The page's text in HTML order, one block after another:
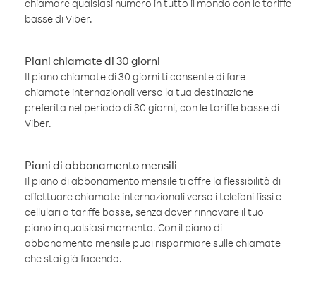
chiamare qualsiasi numero in tutto il mondo con le tariffe
basse di Viber.
Piani chiamate di 30 giorni
Il piano chiamate di 30 giorni ti consente di fare
chiamate internazionali verso la tua destinazione
preferita nel periodo di 30 giorni, con le tariffe basse di
Viber.
Piani di abbonamento mensili
Il piano di abbonamento mensile ti offre la flessibilità di
effettuare chiamate internazionali verso i telefoni fissi e
cellulari a tariffe basse, senza dover rinnovare il tuo
piano in qualsiasi momento. Con il piano di
abbonamento mensile puoi risparmiare sulle chiamate
che stai già facendo.